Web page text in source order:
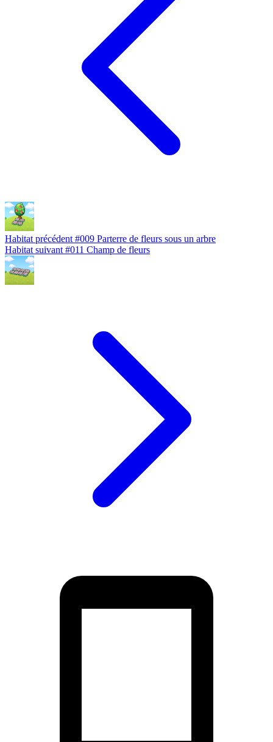
Habitat précédent #009 Parterre de fleurs sous un arbre
Habitat suivant #011 Champ de fleurs